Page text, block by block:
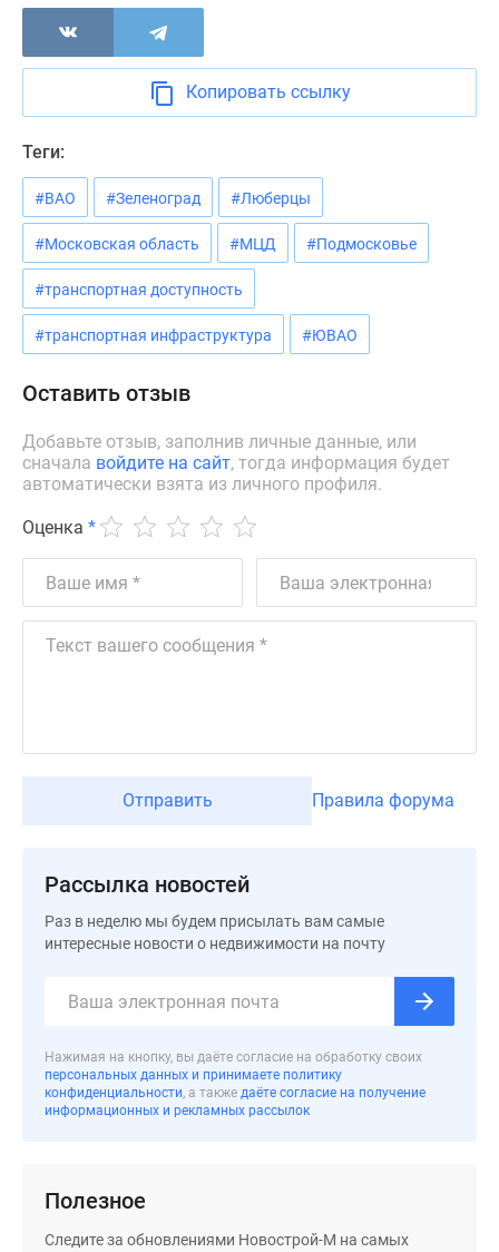
Эксперты
авторы
проекте
Контакты
Реклама
сайте
Дзен
Машино-
места
Апартаменты
#траншевая
#рассрочка
ИТ-
ипотека
Квартиры
скидками
41%
застройщиком
Москве
Программа
реновации
премиум-
класса
Новостройки
Рассрочка
Траншевая
ипотека
Копировать ссылку
Теги:
#ВАО #Зеленоград #Люберцы
#Московская область #МЦД #Подмосковье
#транспортная доступность
#транспортная инфраструктура #ЮВАО
Оставить отзыв
Добавьте отзыв, заполнив личные данные, или
сначала войдите на сайт, тогда информация будет
автоматически взята из личного профиля.
Оценка *
Отправить Правила форума
Рассылка новостей
Раз в неделю мы будем присылать вам самые
интересные новости о недвижимости на почту
Нажимая на кнопку, вы даёте согласие на обработку своих
персональных данных и принимаете политику
конфиденциальности, а также даёте согласие на получение
информационных и рекламных рассылок
Полезное
Следите за обновлениями Новострой-М на самых